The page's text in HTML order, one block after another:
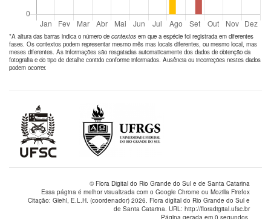
*A altura das barras indica o número de contextos em que a espécie foi registrada em diferentes
fases. Os contextos podem representar mesmo mês mas locais diferentes, ou mesmo local, mas
meses diferentes. As informações são resgatadas automaticamente dos dados de obtenção da
fotografia e do tipo de detalhe contido conforme informados. Ausência ou incorreções nestes dados
podem ocorrer.
© Flora Digital do Rio Grande do Sul e de Santa Catarina
Essa página é melhor visualizada com o Google Chrome ou Mozilla Firefox
Citação: Giehl, E.L.H. (coordenador) 2026. Flora digital do Rio Grande do Sul e
de Santa Catarina. URL: http://floradigital.ufsc.br
Página gerada em 0 segundos.